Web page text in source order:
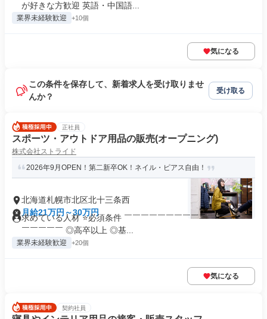
が好きな方歓迎 英語・中国語...
業界未経験歓迎 +10個
気になる
この条件を保存して、新着求人を受け取りませ
んか？
受け取る
正社員
スポーツ・アウトドア用品の販売(オープニング)
株式会社ストライド
2026年9月OPEN！第二新卒OK！ネイル・ピアス自由！
北海道札幌市北区北十三条西
月給21万円～30万円
求めている人材 ⭐必須条件 ￣￣￣￣￣￣￣￣￣￣￣￣￣￣￣
￣￣￣￣￣ ◎高卒以上 ◎基...
業界未経験歓迎 +20個
気になる
契約社員